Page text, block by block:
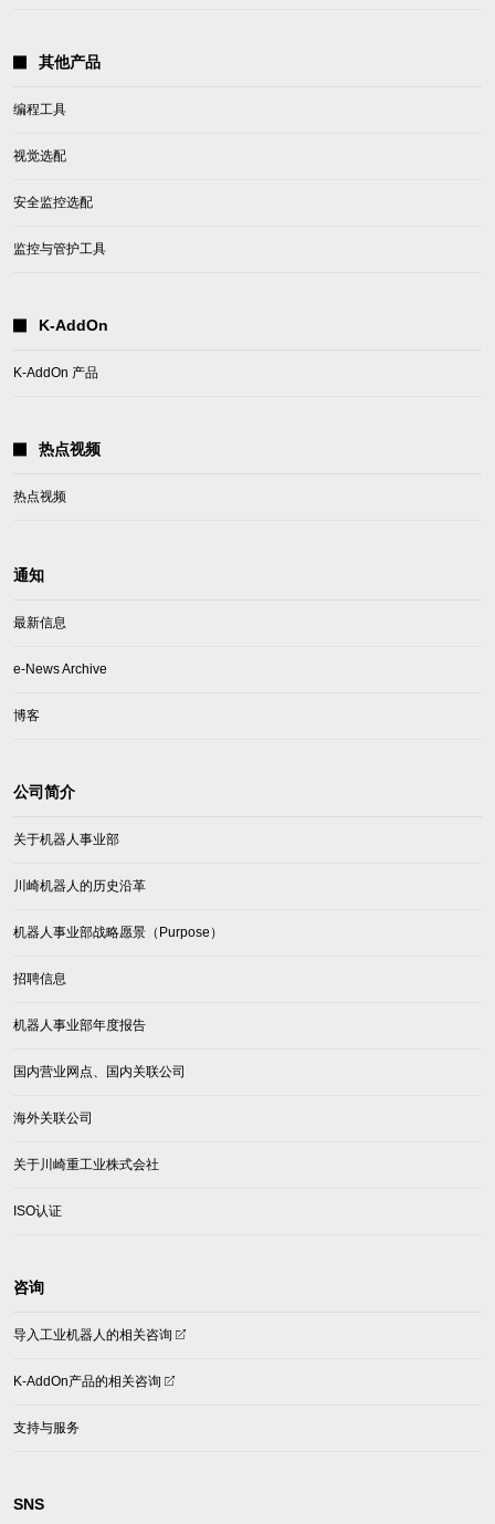
其他产品
编程工具
视觉选配
安全监控选配
监控与管护工具
K-AddOn
K-AddOn 产品
热点视频
热点视频
通知
最新信息
e-News Archive
博客
公司简介
关于机器人事业部
川崎机器人的历史沿革
机器人事业部战略愿景（Purpose）
招聘信息
机器人事业部年度报告
国内营业网点、国内关联公司
海外关联公司
关于川崎重工业株式会社
ISO认证
咨询
导入工业机器人的相关咨询
(opens
a
tab)
K-AddOn产品的相关咨询
(opens
a
支持与服务
SNS